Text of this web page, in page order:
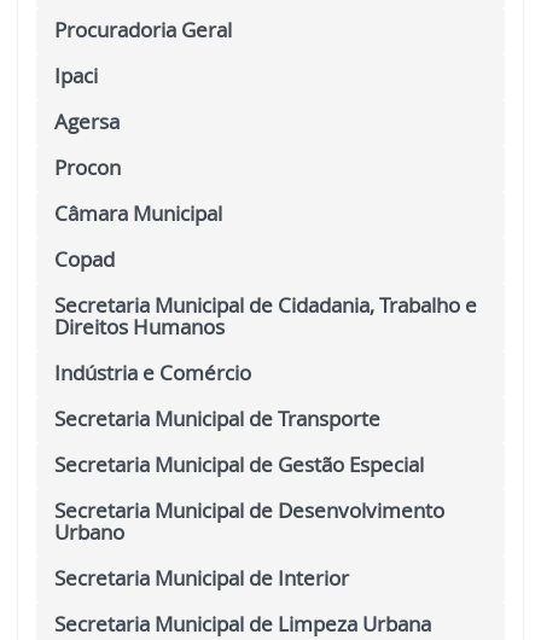
Procuradoria Geral
Ipaci
Agersa
Procon
Câmara Municipal
Copad
Secretaria Municipal de Cidadania, Trabalho e
Direitos Humanos
Indústria e Comércio
Secretaria Municipal de Transporte
Secretaria Municipal de Gestão Especial
Secretaria Municipal de Desenvolvimento
Urbano
Secretaria Municipal de Interior
Secretaria Municipal de Limpeza Urbana